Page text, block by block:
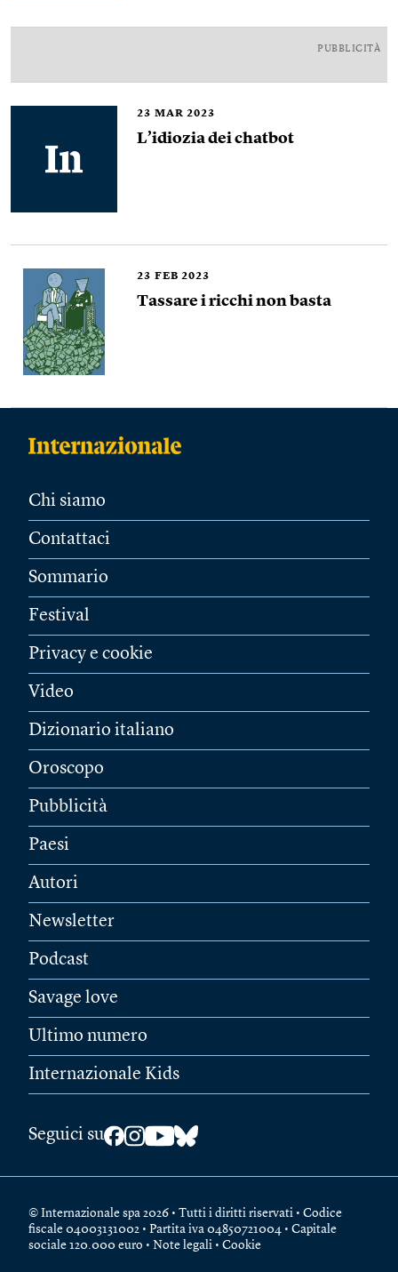
PUBBLICITÀ
23 MAR 2023
L’idiozia dei chatbot
23 FEB 2023
Tassare i ricchi non basta
Chi siamo
Contattaci
Sommario
Festival
Privacy e cookie
Video
Dizionario italiano
Oroscopo
Pubblicità
Paesi
Autori
Newsletter
Podcast
Savage love
Ultimo numero
Internazionale Kids
Seguici su
© Internazionale spa 2026 • Tutti i diritti riservati • Codice
fiscale 04003131002 • Partita iva 04850721004 • Capitale
sociale 120.000 euro • Note legali • Cookie